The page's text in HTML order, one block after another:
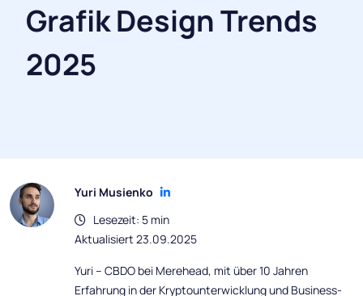
Grafik Design Trends
2025
Yuri Musienko
Lesezeit: 5 min
Aktualisiert 23.09.2025
Yuri – CBDO bei Merehead, mit über 10 Jahren
Erfahrung in der Kryptounterwicklung und Business-